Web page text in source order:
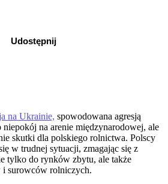
Udostępnij
na Ukrainie, spowodowana agresją
niepokój na arenie międzynarodowej, ale
skutki dla polskiego rolnictwa. Polscy
w trudnej sytuacji, zmagając się z
tylko do rynków zbytu, ale także
i surowców rolniczych.